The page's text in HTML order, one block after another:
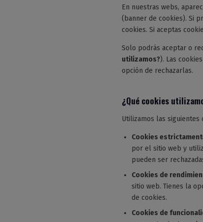
En nuestras webs,
(banner de cookies). Si
cookies. Si aceptas
Solo podrás aceptar o
utilizamos?). Las
opción de rechazarlas.
¿Qué cookies
Utilizamos las siguientes
Cookies
por el sitio web y
pueden ser
Cookies de
sitio web. Tienes la
de cookies.
Cookies de